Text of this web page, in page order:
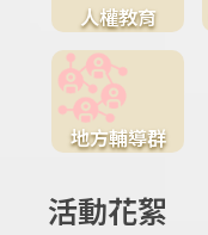
人權教育
地方輔導群
活動花絮